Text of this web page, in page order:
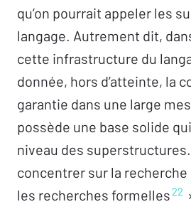
qu’on pourrait appeler les
langage. Autrement dit,
cette infrastructure du
donnée, hors d’atteinte, la
garantie dans une large
possède une base solide
niveau des
concentrer sur la
les recherches formelles 22